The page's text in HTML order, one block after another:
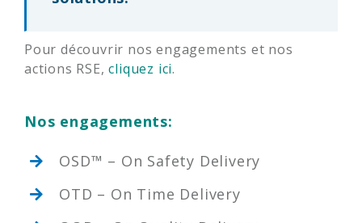
Pour découvrir nos engagements et nos
actions RSE,cliquez ici.
Nos engagements:
OSD™ – On Safety Delivery
OTD – On Time Delivery